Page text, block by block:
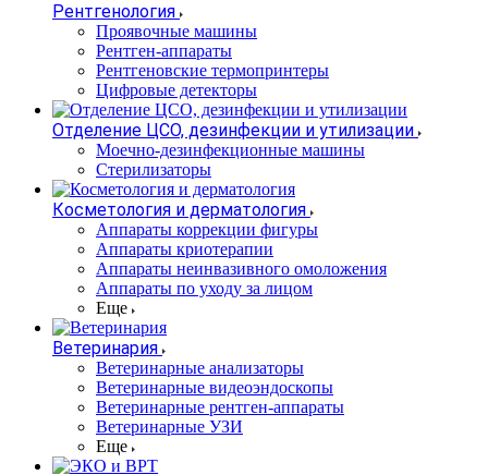
Рентгенология
Проявочные машины
Рентген-аппараты
Рентгеновские термопринтеры
Цифровые детекторы
Отделение ЦСО, дезинфекции и утилизации
Моечно-дезинфекционные машины
Стерилизаторы
Косметология и дерматология
Аппараты коррекции фигуры
Аппараты криотерапии
Аппараты неинвазивного омоложения
Аппараты по уходу за лицом
Еще
Ветеринария
Ветеринарные анализаторы
Ветеринарные видеоэндоскопы
Ветеринарные рентген-аппараты
Ветеринарные УЗИ
Еще